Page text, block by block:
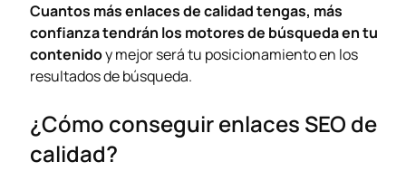
Cuantos más enlaces de calidad tengas, más
confianza tendrán los motores de búsqueda en tu
contenidoy mejor será tu posicionamiento en los
resultados de búsqueda.
¿Cómo conseguir enlaces SEO de
calidad?